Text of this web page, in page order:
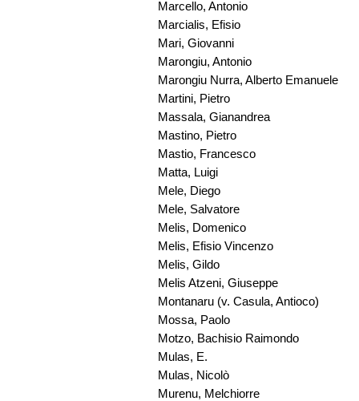
Marcello, Antonio
Marcialis, Efisio
Mari, Giovanni
Marongiu, Antonio
Marongiu Nurra, Alberto Emanuele
Martini, Pietro
Massala, Gianandrea
Mastino, Pietro
Mastio, Francesco
Matta, Luigi
Mele, Diego
Mele, Salvatore
Melis, Domenico
Melis, Efisio Vincenzo
Melis, Gildo
Melis Atzeni, Giuseppe
Montanaru (v. Casula, Antioco)
Mossa, Paolo
Motzo, Bachisio Raimondo
Mulas, E.
Mulas, Nicolò
Murenu, Melchiorre